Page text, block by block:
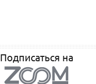
Подписаться на